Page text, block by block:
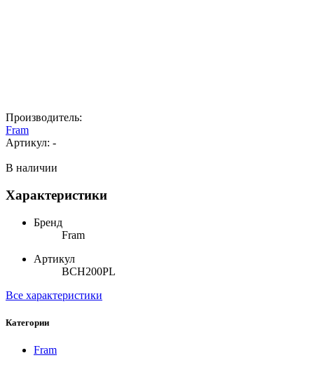
Производитель:
Fram
Артикул: -
В наличии
Характеристики
Бренд
Fram
Артикул
BCH200PL
Все характеристики
Категории
Fram